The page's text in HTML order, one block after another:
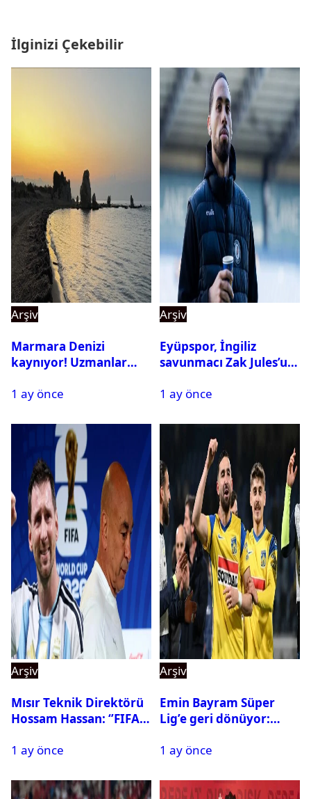
İlginizi Çekebilir
Arşiv
Marmara Denizi
kaynıyor! Uzmanlar
1 ay önce
Arşiv
Eyüpspor, İngiliz
savunmacı Zak Jules’u
1 ay önce
Arşiv
Mısır Teknik Direktörü
Hossam Hassan: ‘’FIFA,
istemiyor’’
1 ay önce
Arşiv
Emin Bayram Süper
Lig’e geri dönüyor:
1 ay önce